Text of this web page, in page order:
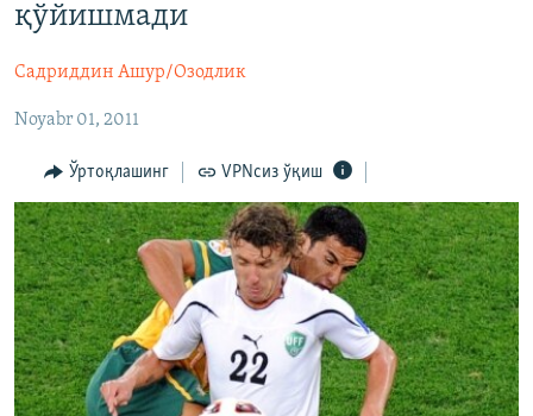
Қидиришга
На русском
ИЖТИМОИЙ ТАРМОҚЛАР
Озодлик бошқа тилларда
қўйишмади
Садриддин Ашур/Озодлик
Noyabr 01, 2011
Ўртоқлашинг VPNсиз ўқиш